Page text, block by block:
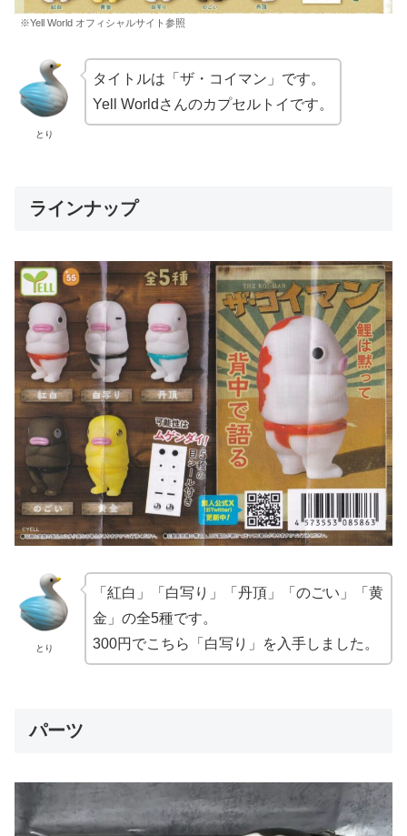
※Yell World オフィシャルサイト参照
とり
タイトルは「ザ・コイマン」です。
Yell Worldさんのカプセルトイです。
ラインナップ
とり
「紅白」「白写り」「丹頂」「のごい」「黄
金」の全5種です。
300円でこちら「白写り」を入手しました。
パーツ